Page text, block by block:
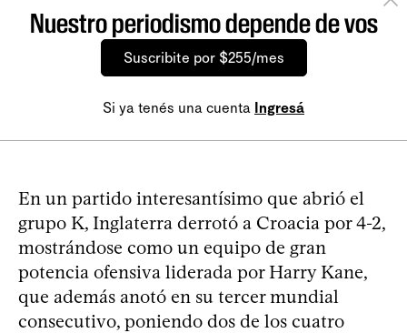
Nuestro periodismo depende de vos
Suscribite por $255/mes
Si ya tenés una cuenta Ingresá
En un partido interesantísimo que abrió el
grupo K, Inglaterra derrotó a Croacia por 4-2,
mostrándose como un equipo de gran
potencia ofensiva liderada por Harry Kane,
que además anotó en su tercer mundial
consecutivo, poniendo dos de los cuatro